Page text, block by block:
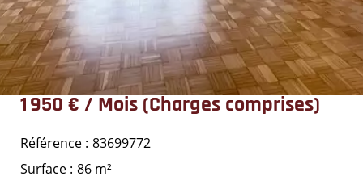
1 950 € / Mois (Charges comprises)
Référence 83699772
Surface 86 m²